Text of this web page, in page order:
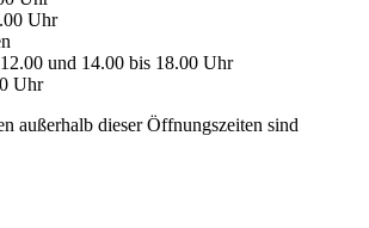
Uhr
und 14.00 bis 18.00 Uhr
Uhr
außerhalb dieser Öffnungszeiten sind